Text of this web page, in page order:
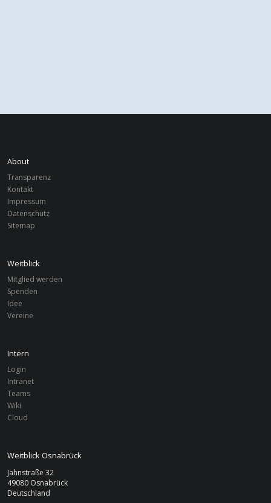
About
Transparenz
Kontakt
Impressum
Datenschutz
Sitemap
Weitblick
Mitglied werden
Spenden
Idee
Vereine
Intern
Login
Intranet
Teams
Wiki
Cloud
Weitblick Osnabrück
Jahnstraße 32
49080 Osnabrück
Deutschland